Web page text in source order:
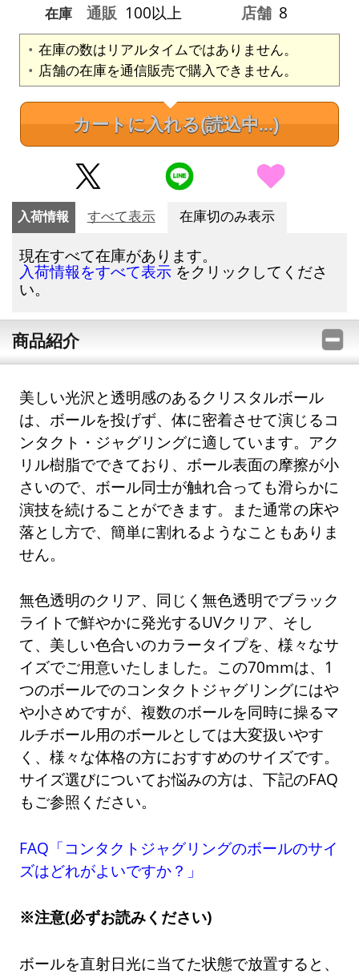
在庫
通販 100以上 店舗 8
在庫の数はリアルタイムではありません。
店舗の在庫を通信販売で購入できません。
カートに入れる(読込中...)
入荷情報 すべて表示 在庫切のみ表示
現在すべて在庫があります。
入荷情報をすべて表示 をクリックしてくださ
い。
商品紹介
美しい光沢と透明感のあるクリスタルボール
は、ボールを投げず、体に密着させて演じるコ
ンタクト・ジャグリングに適しています。アク
リル樹脂でできており、ボール表面の摩擦が小
さいので、ボール同士が触れ合っても滑らかに
演技を続けることができます。また通常の床や
落とし方で、簡単に割れるようなこともありま
せん。
無色透明のクリア、同じく無色透明でブラック
ライトで鮮やかに発光するUVクリア、そし
て、美しい色合いのカラータイプを、様々なサ
イズでご用意いたしました。この70mmは、1
つのボールでのコンタクトジャグリングにはや
や小さめですが、複数のボールを同時に操るマ
ルチボール用のボールとしては大変扱いやす
く、様々な体格の方におすすめのサイズです。
サイズ選びについてお悩みの方は、下記のFAQ
もご参照ください。
FAQ「コンタクトジャグリングのボールのサイ
ズはどれがよいですか？」
※注意(必ずお読みください)
ボールを直射日光に当てた状態で放置すると、